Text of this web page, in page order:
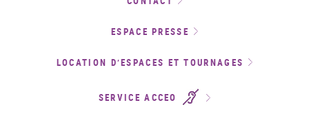
ESPACE PRESSE
LOCATION D’ESPACES ET TOURNAGES
SERVICE ACCEO